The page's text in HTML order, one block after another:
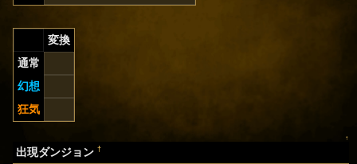
変換
通常
幻想
狂気
↑
出現ダンジョン†